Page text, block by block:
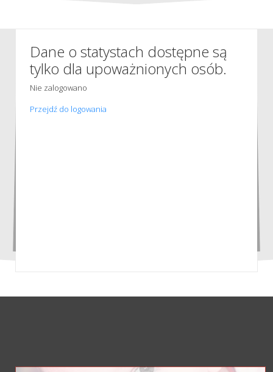
Dane o statystach dostępne są
tylko dla upoważnionych osób.
Nie zalogowano
Przejdź do logowania